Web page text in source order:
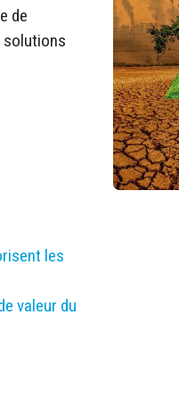
de
solutions
les
valeur du